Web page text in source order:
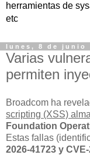
herramientas de
etc
lunes, 8 de junio
Varias
permiten
Broadcom ha
scripting (XSS)
Foundation
Estas fallas
2026-41723 y